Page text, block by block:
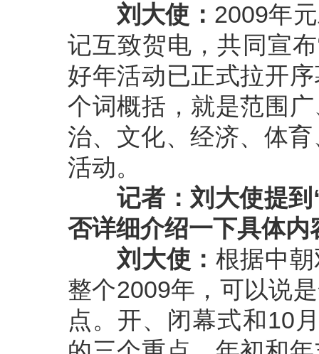
刘大使： 2009年
记互致贺电，共同宣
好年活动已正式拉开
个词概括，就是范围
治、文化、经济、体
活动。
记者：刘大使提
否详细介绍一下具体内
刘大使： 根据中
整个2009年，可以说
点。开、闭幕式和10